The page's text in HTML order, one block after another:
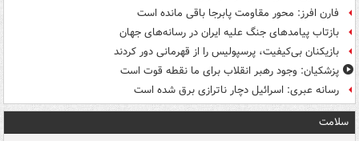
فارن افرز: محور مقاومت پابرجا باقی مانده است
بازتاب پیامدهای جنگ علیه ایران در رسانه‌های جهان
بازیکنان بی‌کیفیت، پرسپولیس را از قهرمانی دور کردند
پزشکیان: وجود رهبر انقلاب برای ما نقطه قوت است
رسانه عبری: اسرائیل دچار ناترازی برق شده است
سلامت